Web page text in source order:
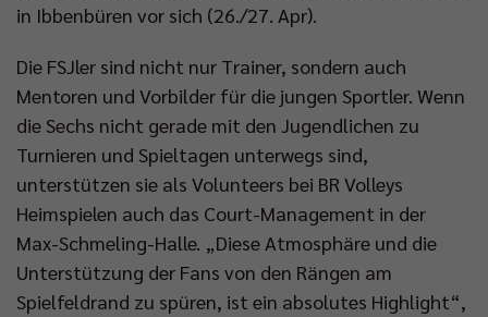
in Ibbenbüren vor sich (26./27. Apr).
Die FSJler sind nicht nur Trainer, sondern auch
Mentoren und Vorbilder für die jungen Sportler. Wenn
die Sechs nicht gerade mit den Jugendlichen zu
Turnieren und Spieltagen unterwegs sind,
unterstützen sie als Volunteers bei BR Volleys
Heimspielen auch das Court-Management in der
Max-Schmeling-Halle. „Diese Atmosphäre und die
Unterstützung der Fans von den Rängen am
Spielfeldrand zu spüren, ist ein absolutes Highlight“,